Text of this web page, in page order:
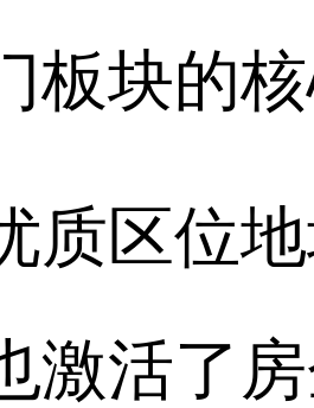
板块的
区位地
激活了